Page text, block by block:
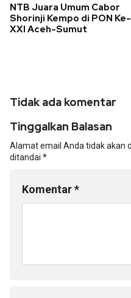
NTB Juara Umum Cabor
Shorinji Kempo di PON Ke-
XXI Aceh-Sumut
Tidak ada komentar
Tinggalkan Balasan
Alamat email Anda tidak akan
ditandai *
Komentar*